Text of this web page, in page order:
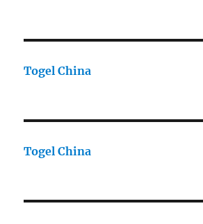
Togel China
Togel China